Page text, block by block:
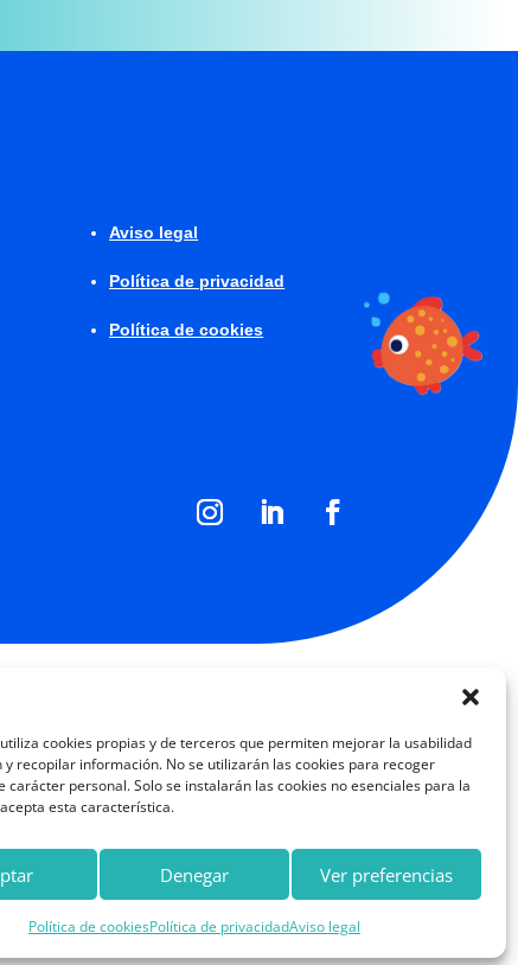
cookies propias y de terceros que permiten mejorar la usabilidad
y recopilar información. No se utilizarán las cookies para recoger
carácter personal. Solo se instalarán las cookies no esenciales para la
esta característica.
Denegar Ver preferencias
Política de cookiesPolítica de privacidadAviso legal
Aviso legal
Política de privacidad
Política de cookies